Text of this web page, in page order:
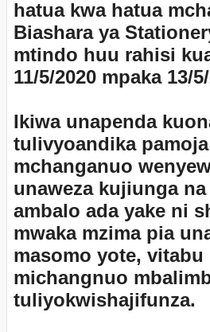
hatua kwa hatua
Biashara ya
mtindo huu rahisi
11/5/2020 mpaka 13/
Ikiwa unapenda
tulivyoandika
mchanganuo
unaweza kujiunga
ambalo ada yake ni
mwaka mzima pia
masomo yote, vitabu
michangnuo
tuliyokwishajifunza.